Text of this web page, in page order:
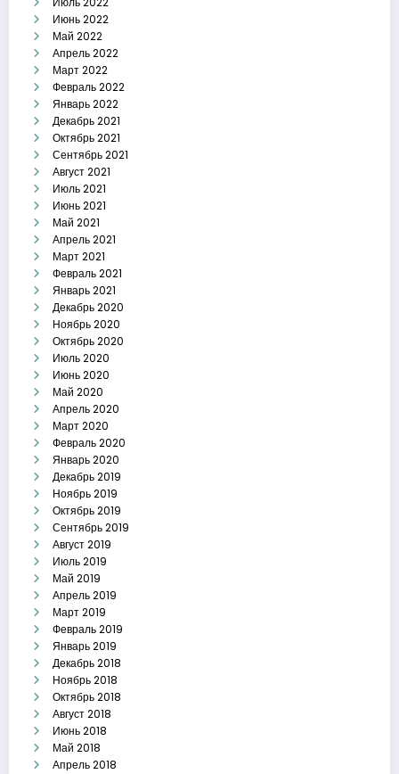
Июнь 2022
Май 2022
Апрель 2022
Март 2022
Февраль 2022
Январь 2022
Декабрь 2021
Октябрь 2021
Сентябрь 2021
Август 2021
Июль 2021
Июнь 2021
Май 2021
Апрель 2021
Март 2021
Февраль 2021
Январь 2021
Декабрь 2020
Ноябрь 2020
Октябрь 2020
Июль 2020
Июнь 2020
Май 2020
Апрель 2020
Март 2020
Февраль 2020
Январь 2020
Декабрь 2019
Ноябрь 2019
Октябрь 2019
Сентябрь 2019
Август 2019
Июль 2019
Май 2019
Апрель 2019
Март 2019
Февраль 2019
Январь 2019
Декабрь 2018
Ноябрь 2018
Октябрь 2018
Август 2018
Июнь 2018
Май 2018
Апрель 2018